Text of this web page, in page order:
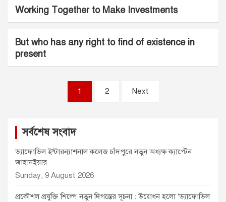
Working Together to Make Investments
But who has any right to find of existence in
present
1 2 Next
সর্বশেষ সংবাদ
ড্যাফোডিল ইন্টারন্যাশনাল কলেজ চাঁদপুরে নতুন অধ্যক্ষ ক্যাপ্টেন
জাহানইয়ার
Sunday, 9 August 2026
প্রকৌশল প্রযুক্তি শিল্পে নতুন দিগন্তের সূচনা : উদ্বোধন হলো ‘ড্যাফোডিল